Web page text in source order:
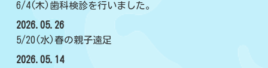
6/4(木)歯科検診を行いました。
2026.05.26
5/20(水)春の親子遠足
2026.05.14